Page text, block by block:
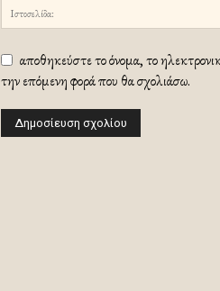
αποθηκεύστε το όνομα, το
την επόμενη φορά που θα σχολιάσω.